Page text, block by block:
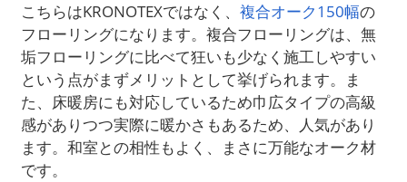
こちらはKRONOTEXではなく、複合オーク150幅の
フローリングになります。複合フローリングは、無
垢フローリングに比べて狂いも少なく施工しやすい
という点がまずメリットとして挙げられます。ま
た、床暖房にも対応しているため巾広タイプの高級
感がありつつ実際に暖かさもあるため、人気があり
ます。和室との相性もよく、まさに万能なオーク材
です。